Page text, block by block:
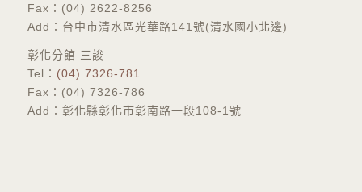
Fax：(04) 2622-8256
Add：台中市清水區光華路141號(清水國小北邊)
彰化分館 三誜
​Tel： (04) 7326-781
Fax：(04) 7326-786
Add：彰化縣彰化市彰南路一段108-1號